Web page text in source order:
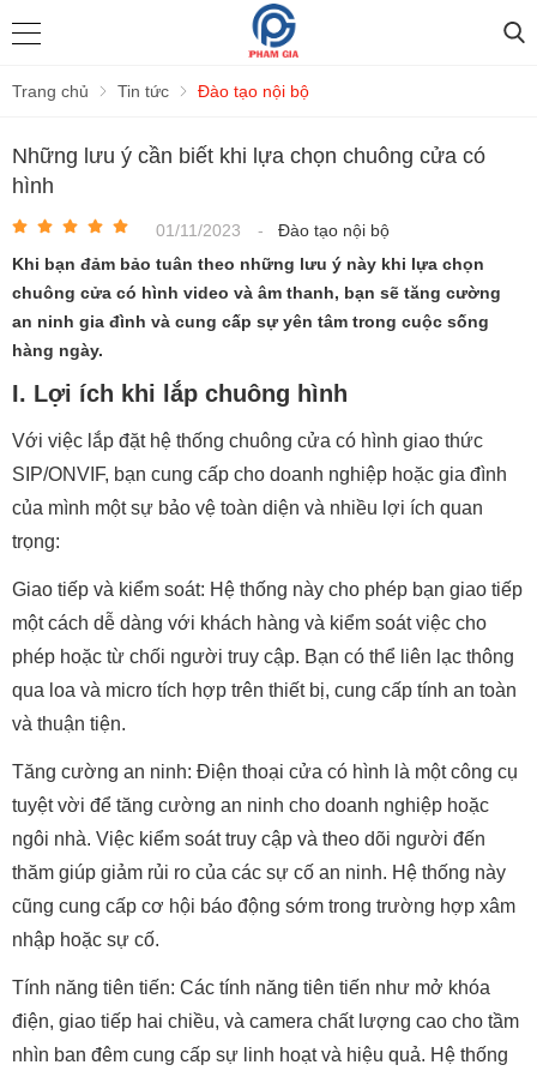
Trang chủ Tin tức Đào tạo nội bộ
Những lưu ý cần biết khi lựa chọn chuông cửa có
hình
01/11/2023 -
Đào tạo nội bộ
Khi bạn đảm bảo tuân theo những lưu ý này khi lựa chọn
chuông cửa có hình video và âm thanh, bạn sẽ tăng cường
an ninh gia đình và cung cấp sự yên tâm trong cuộc sống
hàng ngày.
I. Lợi ích khi lắp chuông hình
Với việc lắp đặt hệ thống chuông cửa có hình giao thức
SIP/ONVIF, bạn cung cấp cho doanh nghiệp hoặc gia đình
của mình một sự bảo vệ toàn diện và nhiều lợi ích quan
trọng:
Giao tiếp và kiểm soát: Hệ thống này cho phép bạn giao tiếp
một cách dễ dàng với khách hàng và kiểm soát việc cho
phép hoặc từ chối người truy cập. Bạn có thể liên lạc thông
qua loa và micro tích hợp trên thiết bị, cung cấp tính an toàn
và thuận tiện.
Tăng cường an ninh: Điện thoại cửa có hình là một công cụ
tuyệt vời để tăng cường an ninh cho doanh nghiệp hoặc
ngôi nhà. Việc kiểm soát truy cập và theo dõi người đến
thăm giúp giảm rủi ro của các sự cố an ninh. Hệ thống này
cũng cung cấp cơ hội báo động sớm trong trường hợp xâm
nhập hoặc sự cố.
Tính năng tiên tiến: Các tính năng tiên tiến như mở khóa
điện, giao tiếp hai chiều, và camera chất lượng cao cho tầm
nhìn ban đêm cung cấp sự linh hoạt và hiệu quả. Hệ thống